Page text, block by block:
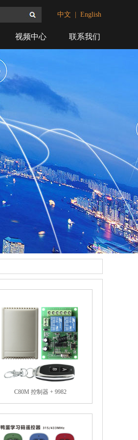
C80M 控制器 + 9982
中文 English
视频中心 联系我们
搜索